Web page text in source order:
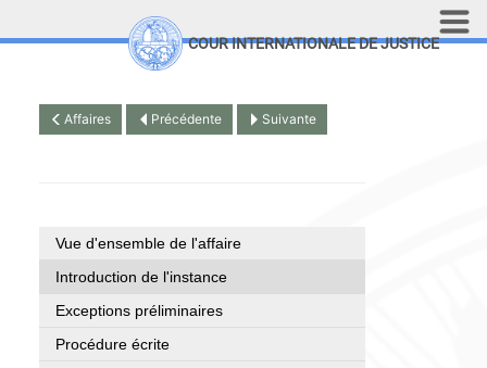
Aller au contenu principal
COUR INTERNATIONALE DE JUSTICE
Affaires Précédente Suivante
Vue d'ensemble de l'affaire
Introduction de l'instance
Exceptions préliminaires
Procédure écrite
Top Menu
Recherche sur le site